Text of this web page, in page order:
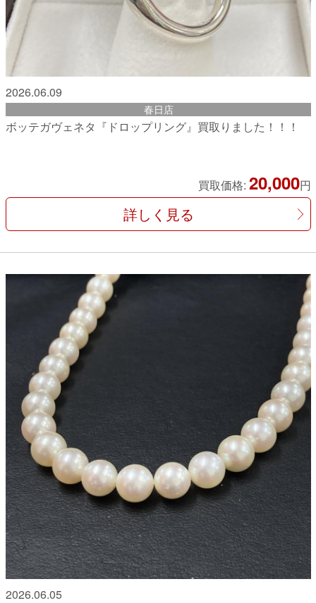
2026.06.09
春日店
ボッテガヴェネタ『ドロップリング』買取りました！！！
買取価格: 20,000円
詳しく見る
2026.06.05